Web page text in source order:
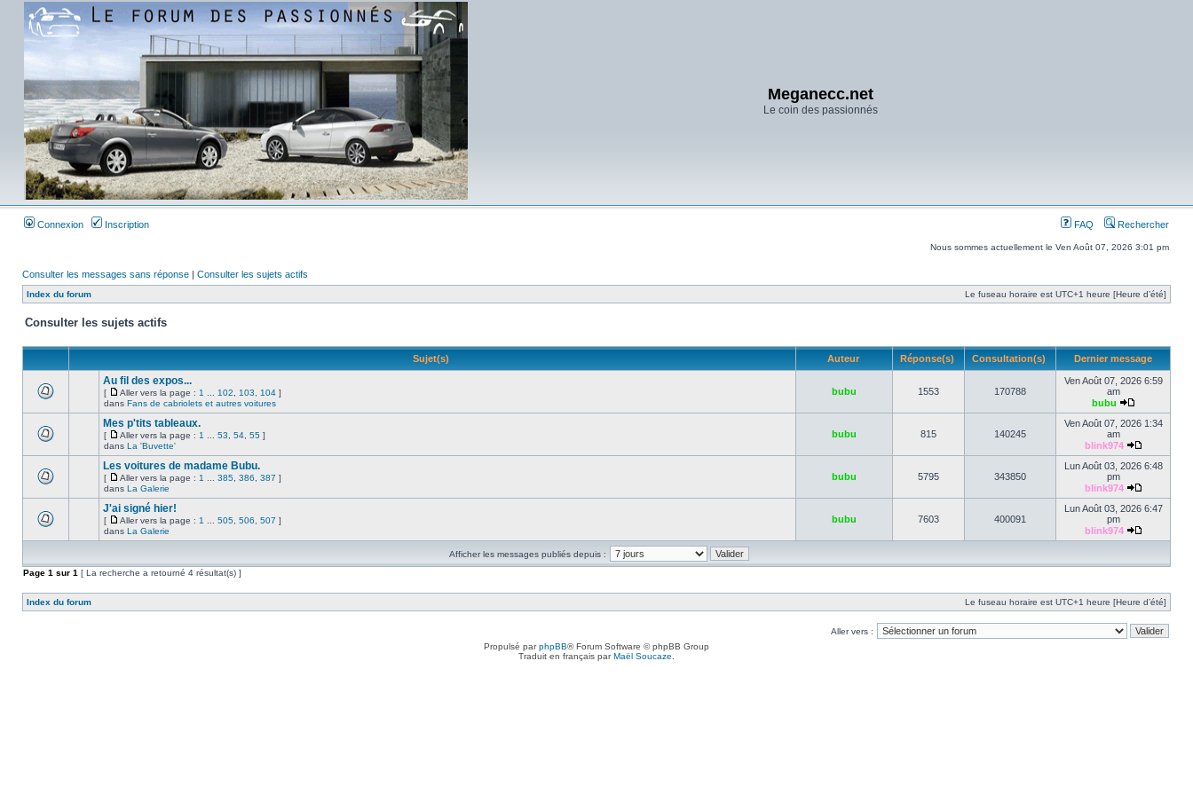
Meganecc.net
Le coin des passionnés
Connexion Inscription FAQ Rechercher
Nous sommes actuellement le Ven Août 07, 2026 3:01 pm
Consulter les messages sans réponse | Consulter les sujets actifs
Index du forum Le fuseau horaire est UTC+1 heure [Heure d’été]
Consulter les sujets actifs
Sujet(s) Auteur Réponse(s) Consultation(s) Dernier message
Au fil des expos...
[ Aller vers la page : 1 102 103 104 ]
dans Fans de cabriolets et autres voitures
bubu 1553 170788
Ven Août 07, 2026 6:59
am
bubu
Mes p'tits tableaux.
[ Aller vers la page : 1 53 54 55 ]
dans La 'Buvette'
bubu 815 140245
Ven Août 07, 2026 1:34
am
blink974
Les voitures de madame Bubu.
[ Aller vers la page : 1 385 386 387 ]
dans La Galerie
bubu 5795 343850
Lun Août 03, 2026 6:48
pm
blink974
J'ai signé hier!
[ Aller vers la page : 1 505 506 507 ]
dans La Galerie
bubu 7603 400091
Lun Août 03, 2026 6:47
pm
blink974
Afficher les messages publiés depuis :
Page 1 sur 1 [ La recherche a retourné 4 résultat(s) ]
Index du forum Le fuseau horaire est UTC+1 heure [Heure d’été]
Aller vers :
Propulsé parphpBB® Forum Software © phpBB Group
Traduit en français parMaël Soucaze